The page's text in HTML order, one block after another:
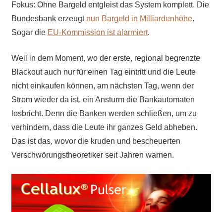
Fokus: Ohne Bargeld entgleist das System komplett. Die
Bundesbank erzeugt nun Bargeld in Milliardenhöhe.
Sogar die EU-Kommission ist alarmiert.
Weil in dem Moment, wo der erste, regional begrenzte
Blackout auch nur für einen Tag eintritt und die Leute
nicht einkaufen können, am nächsten Tag, wenn der
Strom wieder da ist, ein Ansturm die Bankautomaten
losbricht. Denn die Banken werden schließen, um zu
verhindern, dass die Leute ihr ganzes Geld abheben.
Das ist das, wovor die kruden und bescheuerten
Verschwörungstheoretiker seit Jahren warnen.